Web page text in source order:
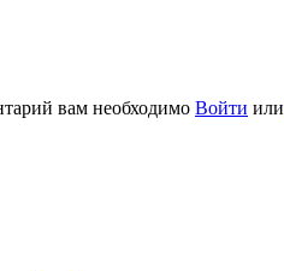
вам необходимо Войти или